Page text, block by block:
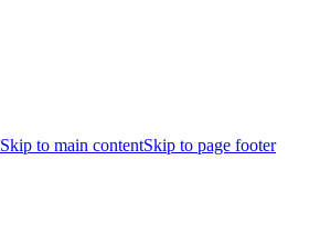
Skip to main contentSkip to page footer